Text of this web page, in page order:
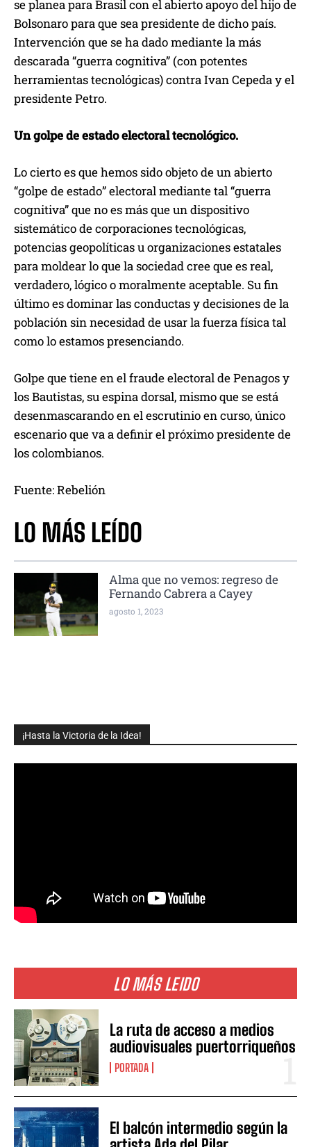
¡Hasta la Victoria de la Idea!
LO MÁS LEIDO
La ruta de acceso a medios
audiovisuales puertorriqueños
PORTADA
El balcón intermedio según la
se planea para Brasil con el abierto apoyo del hijo de
Bolsonaro para que sea presidente de dicho país.
Intervención que se ha dado mediante la más
descarada “guerra cognitiva” (con potentes
herramientas tecnológicas) contra Ivan Cepeda y el
presidente Petro.
Un golpe de estado electoral tecnológico.
Lo cierto es que hemos sido objeto de un abierto
“golpe de estado” electoral mediante tal “guerra
cognitiva” que no es más que un dispositivo
sistemático de corporaciones tecnológicas,
potencias geopolíticas u organizaciones estatales
para moldear lo que la sociedad cree que es real,
verdadero, lógico o moralmente aceptable. Su fin
último es dominar las conductas y decisiones de la
población sin necesidad de usar la fuerza física tal
como lo estamos presenciando.
Golpe que tiene en el fraude electoral de Penagos y
los Bautistas, su espina dorsal, mismo que se está
desenmascarando en el escrutinio en curso, único
escenario que va a definir el próximo presidente de
los colombianos.
Fuente: Rebelión
LO MÁS LEÍDO
Alma que no vemos: regreso de
Fernando Cabrera a Cayey
agosto 1, 2023